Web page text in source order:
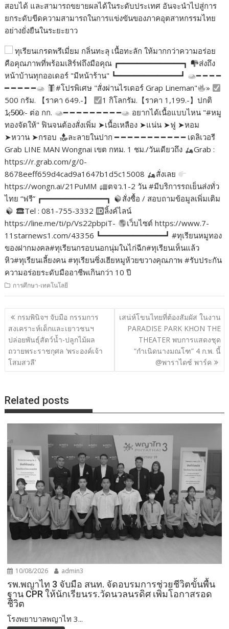
สอบได้ และสามารถขยายผลได้ในระดับประเทศ อันจะนำไปสู่การ
ยกระดับขีดความสามารถในการแข่งขันของภาคอุตสาหกรรมไทย
อย่างยั่งยืนในระยะยาว
ทุเรียนเกรดพรีเมี่ยม กลิ่นทะลุ เนื้อทะลัก ให้มากกว่าความอร่อย
คือคุณภาพที่พร้อมเสิร์ฟถึงมือคุณ ┏━━━━━━━━━━━━━━┓
ส่งถึง
หน้าบ้านทุกออเดอร์ "มีหน้าร้าน" ┗━━━━━━━━━━━━━━┛
━ ━ ━ ━
━ ━ ━ ━ ━
#โปรพิเศษ "สั่งผ่านไรเดอร์ Grap Lineman"
»
500 กรัม. 【ราคา 649.-】
1 กิโลกรัม.【ราคา 1,199.-】ปกติ
1̷,5̷0̷0̷.- ต่อ กก.
━ ━ ━ ━ ━ ━ ━ ━ ━
อยากได้เนื้อแบบไหน "#หมู
ทองจัดให้" ฟินจนต้องสั่งเพิ่ม ➤เนื้อเหลือง ➤แน่น ➤ฟู ➤หอม
➤หวาน ➤กรอบ
ละลายในปาก ━ ━ ━ ━ ━ ━ ━ ━ ━ ━ ━ เดลิเวอรี
Grab LINE MAN Wongnai เขต กทม. 1 ชม./วันเดียวถึง
Grab :
https://r.grab.com/g/0-
8678eeff659d4cad9a1647b1d5c15008
สั่งเลย
https://wongn.ai/21PuMM
ตจว.1-2 วัน #มีบริการรถเย็นส่งทั่ว
ไทย “ฟรี” ┏━━━━━━━━━━━━━━┓
สั่งซื้อ / สอบถามข้อมูลเพิ่มเติม
Tel : 081-755-3332
ลิ้งค์ไลน์
https://line.me/ti/p/Vs22pbpiT-
เว็บไซต์ https://www.7-
11starnews1.com/43356 ┗━━━━━━━━━━━━━━┛ #ทุเรียนหมูทอง
ของฝากมงคล#ทุเรียนกรอบนอกนุ่มในไก่ฉีก#ทุเรียนเห็นแล้ว
หิว#ทุเรียนเลี้ยงคน #ทุเรียนซิ่งเฮียหมูห้วยขวางคุณภาพ #รับประกัน
ความอร่อยระดับมืออาชีพเกินกว่า 10 ปี
การศึกษา-เทคโนโลยี
แนะแนว
เรื่อง
กรมพินิจฯ จับมือ กรรมการ
สงเคราะห์เด็กและเยาวชนฯ
ปล่อยพันธุ์สัตว์น้ำ-ปลูกไม้ผล
ถวายพระราชกุศล ‘พระองค์เจ้า
โสมสวลี’
เสน่ห์โขนไทยที่ต้องสัมผัส ในงาน
PARADISE PARK KHON THE
THEATER พบการแสดงชุด
“กำเนิดนางมณโฑ” 4 ก.พ. นี้
@พาราไดซ์ พาร์ค
Related posts
10/08/2026 admin3
รพ.พญาไท 3 จับมือ สนท. จัดอบรมการช่วยชีวิตขั้นพื้น
ฐาน CPR ให้นักเรียนรร.วัดนวลนรดิศ เพิ่มโอกาสรอด
ชีวิต
โรงพยาบาลพญาไท 3...